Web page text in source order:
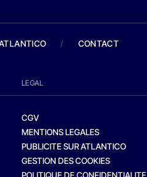
/ CONTACT
LEGAL
CGV
MENTIONS LEGALES
PUBLICITE SUR ATLANTICO
GESTION DES COOKIES
POLITIQUE DE CONFIDENTIALITE